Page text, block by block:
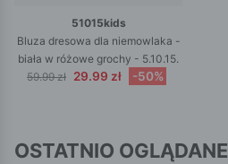
51015kids
Bluza dresowa dla niemowlaka -
biała w różowe grochy - 5.10.15.
59.99 zł 29.99 zł -50%
OSTATNIO OGLĄDANE